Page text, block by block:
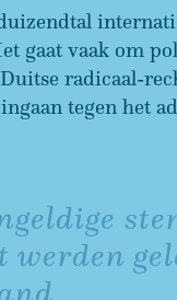
gaat vaak om
radicaal-
tegen het